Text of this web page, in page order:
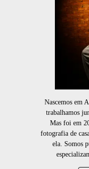
Nascemos em
trabalhamos
Mas foi em
fotografia de
ela. Somos